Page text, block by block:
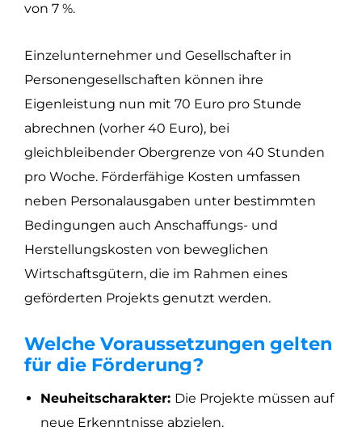
von 7 %.
Einzelunternehmer und Gesellschafter in
Personengesellschaften können ihre
Eigenleistung nun mit 70 Euro pro Stunde
abrechnen (vorher 40 Euro), bei
gleichbleibender Obergrenze von 40 Stunden
pro Woche. Förderfähige Kosten umfassen
neben Personalausgaben unter bestimmten
Bedingungen auch Anschaffungs- und
Herstellungskosten von beweglichen
Wirtschaftsgütern, die im Rahmen eines
geförderten Projekts genutzt werden.
Welche Voraussetzungen gelten
für die Förderung?
Neuheitscharakter: Die Projekte müssen auf
neue Erkenntnisse abzielen.